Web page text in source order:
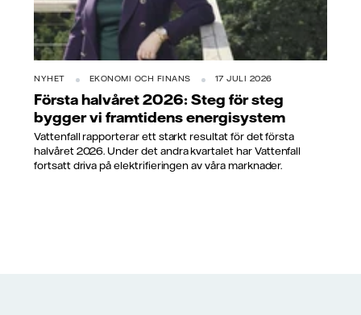
NYHET EKONOMI OCH FINANS 17 JULI 2026
Första halvåret 2026: Steg för steg
bygger vi framtidens energisystem
Vattenfall rapporterar ett starkt resultat för det första
halvåret 2026. Under det andra kvartalet har Vattenfall
fortsatt driva på elektrifieringen av våra marknader.